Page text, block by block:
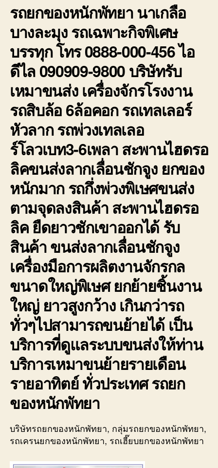
รถยกของหนักพัทยา นาเกลือ
บางละมุง รถเฉพาะกิจพิเศษ
บรรทุก โทร 0888-000-456 ไอ
ดีไล 090909-9800 บริษัทรับ
เหมาขนส่ง เครื่องจักรโรงงาน
รถสิบล้อ 6ล้อคอก รถเทลเลอร์
หัวลาก รถพ่วงเทลเลอ
ร์โลวเบท3-6เพลา สะพานไฮดรอ
ลิคขนส่งลากเลื่อนชักจูง ยกของ
หนักมาก รถกึ่งพ่วงพิเษศขนส่ง
ตามจุดลงสินค้า สะพานไฮดรอ
ลิค ยืดยาวชักเขาออกได้ รับ
สินค้า ขนส่งลากเลื่อนชักจูง
เครื่องมือการผลิตงานจักรกล
ขนาดใหญ่พิเษศ ยกย้ายชิ้นงาน
ใหญ่ ยาวสูงกว้าง เกินกว่ารถ
ทั่วๆไปสามารถขนย้ายได้ เป็น
บริการที่ดูแลระบบขนส่งให้ท่าน
บริการเหมาขนย้ายรายเดือน
รายอาทิตย์ ทั่วประเทศ รถยก
ของหนักพัทยา
บริษัทรถยกของหนักพัทยา, กลุ่มรถยกของหนักพัทยา,
รถเครนยกของหนักพัทยา, รถเฮี๊ยบยกของหนักพัทยา